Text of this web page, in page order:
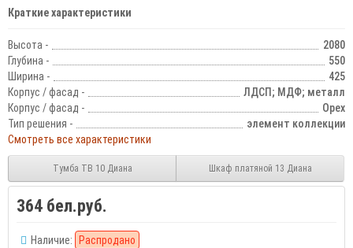
Краткие характеристики
Высота -
2080
Глубина -
550
Ширина -
425
Корпус / фасад -
ЛДСП; МДФ; металл
Корпус / фасад -
Орех
Тип решения -
элемент коллекции
Смотреть все характеристики
Тумба ТВ 10 Диана Шкаф платяной 13 Диана
364 бел.руб.
Наличие: Распродано